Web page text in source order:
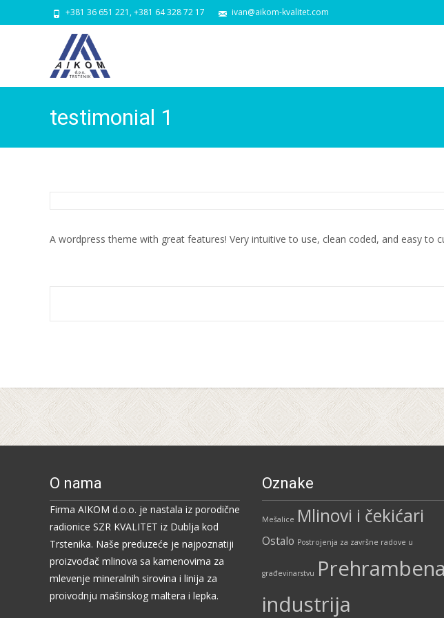
+381 36 651 221, +381 64 328 72 17 ivan@aikom-kvalitet.com
testimonial 1
A wordpress theme with great features! Very intuitive to use, clean coded, and easy to
Post
O nama
Firma AIKOM d.o.o. je nastala iz porodične
radionice SZR KVALITET iz Dublja kod
Trstenika. Naše preduzeće je najpoznatiji
proizvođač mlinova sa kamenovima za
mlevenje mineralnih sirovina i linija za
proivodnju mašinskog maltera i lepka.
Oznake
Mešalice Mlinovi i čekićari
Ostalo Postrojenja za završne radove u
građevinarstvu Prehrambena
industrija